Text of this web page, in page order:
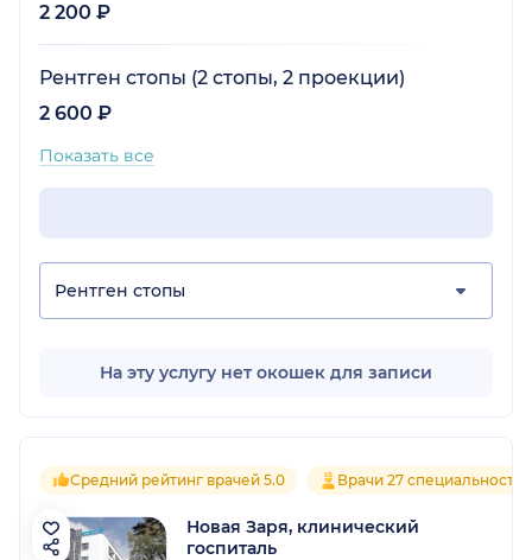
2 200 ₽
Рентген стопы (2 стопы, 2 проекции)
2 600 ₽
Показать все
Рентген стопы
На эту услугу нет окошек для записи
Средний рейтинг врачей 5.0 Врачи 27 специальностей
Новая Заря, клинический
госпиталь